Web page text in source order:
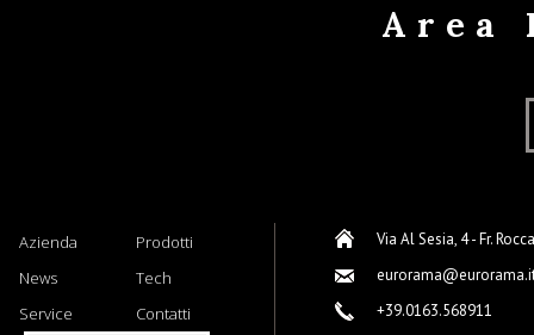
Area
Azienda
Prodotti
News
Tech
Service
Contatti
Via Al Sesia, 4 - Fr.
+39.0163.568911